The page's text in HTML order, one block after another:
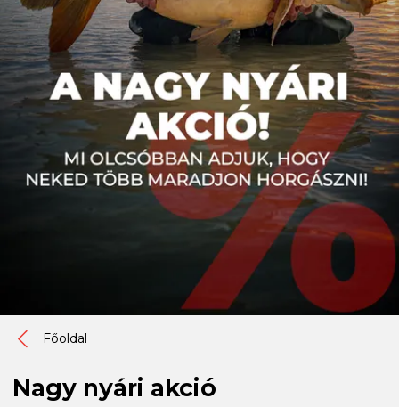
Főoldal
Nagy nyári akció